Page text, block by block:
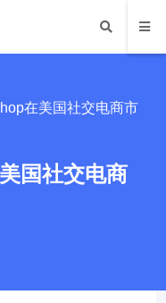
在美国社交电商市
国社交电商